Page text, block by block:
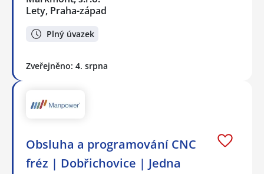
Lety, Praha-západ
Plný úvazek
Zveřejněno: 4. srpna
Obsluha a programování CNC
fréz | Dobřichovice | Jedna